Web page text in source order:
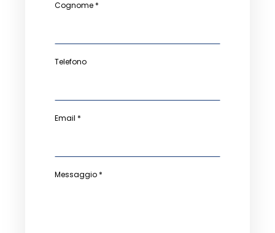
Cognome *
Telefono
Email *
Messaggio *